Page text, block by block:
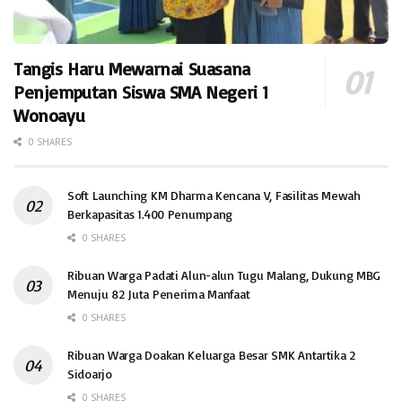
Tangis Haru Mewarnai Suasana
Penjemputan Siswa SMA Negeri 1
Wonoayu
0 SHARES
Soft Launching KM Dharma Kencana V, Fasilitas Mewah
Berkapasitas 1.400 Penumpang
0 SHARES
Ribuan Warga Padati Alun-alun Tugu Malang, Dukung MBG
Menuju 82 Juta Penerima Manfaat
0 SHARES
Ribuan Warga Doakan Keluarga Besar SMK Antartika 2
Sidoarjo
0 SHARES